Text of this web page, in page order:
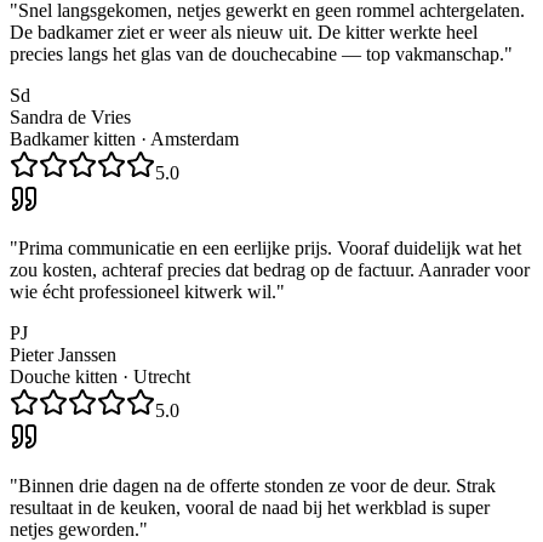
"Snel langsgekomen, netjes gewerkt en geen rommel achtergelaten.
De badkamer ziet er weer als nieuw uit. De kitter werkte heel
precies langs het glas van de douchecabine — top vakmanschap."
Sd
Sandra de Vries
Badkamer kitten · Amsterdam
5.0
"Prima communicatie en een eerlijke prijs. Vooraf duidelijk wat het
zou kosten, achteraf precies dat bedrag op de factuur. Aanrader voor
wie écht professioneel kitwerk wil."
PJ
Pieter Janssen
Douche kitten · Utrecht
5.0
"Binnen drie dagen na de offerte stonden ze voor de deur. Strak
resultaat in de keuken, vooral de naad bij het werkblad is super
netjes geworden."